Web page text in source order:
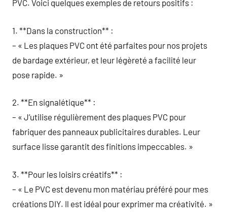
PVC. Voici quelques exemples de retours positifs :
1. **Dans la construction** :
– « Les plaques PVC ont été parfaites pour nos projets
de bardage extérieur, et leur légèreté a facilité leur
pose rapide. »
2. **En signalétique** :
– « J’utilise régulièrement des plaques PVC pour
fabriquer des panneaux publicitaires durables. Leur
surface lisse garantit des finitions impeccables. »
3. **Pour les loisirs créatifs** :
– « Le PVC est devenu mon matériau préféré pour mes
créations DIY. Il est idéal pour exprimer ma créativité. »